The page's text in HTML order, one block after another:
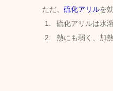
ただ、 硫化アリルを
硫化アリルは水
熱にも弱く、加